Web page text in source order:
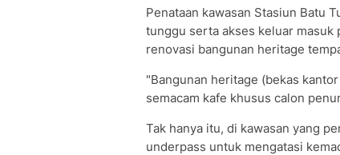
Penataan kawasan Stasiun Batu
tunggu serta akses keluar masuk
renovasi bangunan heritage
"Bangunan heritage (bekas
semacam kafe khusus calon
Tak hanya itu, di kawasan yang
underpass untuk mengatasi